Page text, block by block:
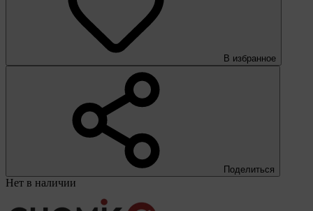
В избранное
Поделиться
Нет в наличии